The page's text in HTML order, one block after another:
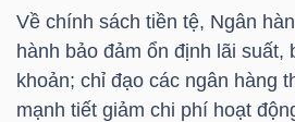
Về chính sách tiền tệ, Ngân
hành bảo đảm ổn định lãi suất,
khoản; chỉ đạo các ngân hàng
mạnh tiết giảm chi phí hoạt
SÓC
SỨC
KHỎE